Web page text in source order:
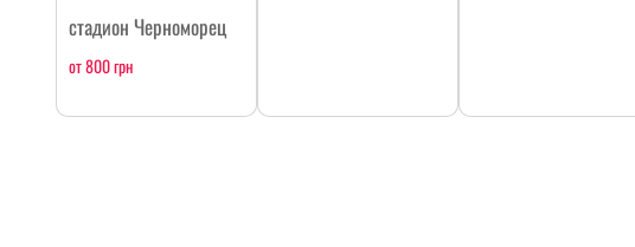
стадион Черноморец
от 800 грн